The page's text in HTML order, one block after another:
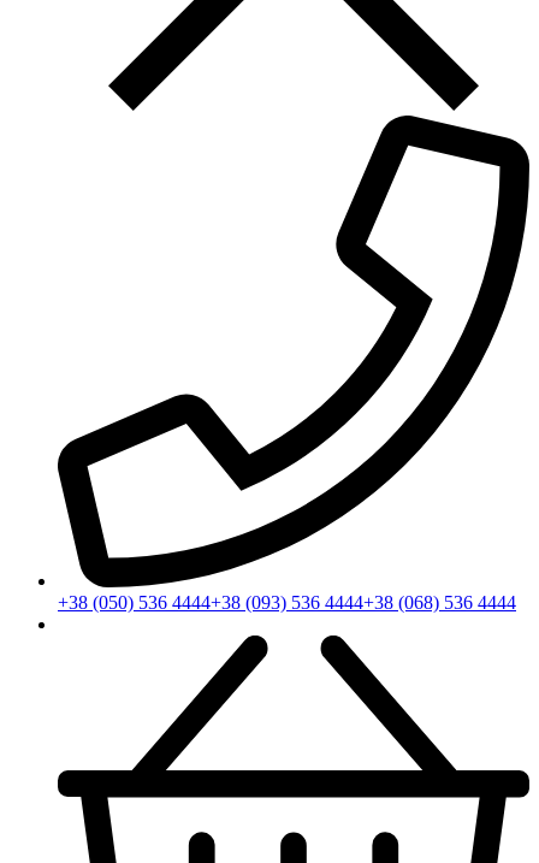
+38 (050) 536 4444+38 (093) 536 4444+38 (068) 536 4444